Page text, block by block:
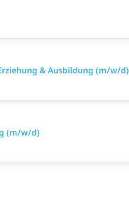
& Ausbildung (m/w/d)
(m/w/d)